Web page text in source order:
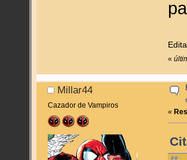
«
Millar44
Cazador de Vampiros
«